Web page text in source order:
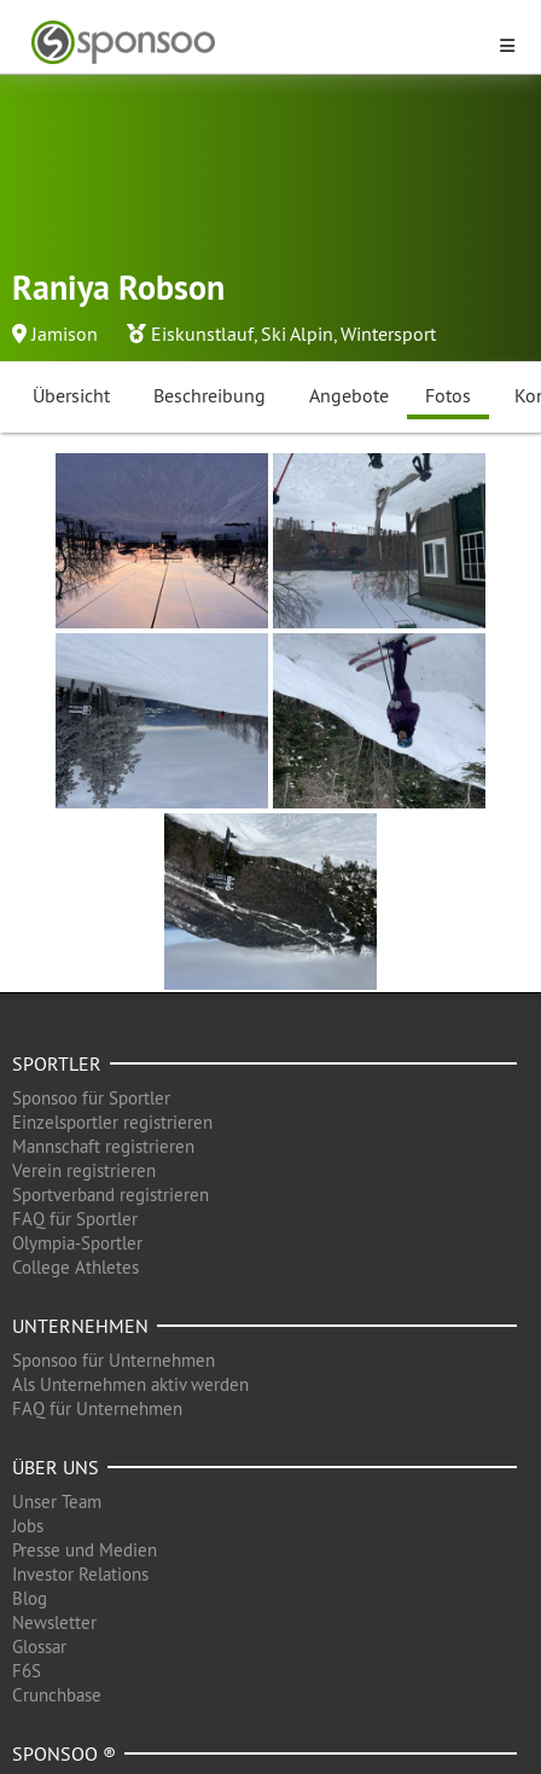
Raniya Robson
Jamison Eiskunstlauf, Ski Alpin,Wintersport
Übersicht Beschreibung Angebote Fotos
SPORTLER
Sponsoo für Sportler
Einzelsportler registrieren
Mannschaft registrieren
Verein registrieren
Sportverband registrieren
FAQ für Sportler
Olympia-Sportler
College Athletes
UNTERNEHMEN
Sponsoo für Unternehmen
Als Unternehmen aktiv werden
FAQ für Unternehmen
ÜBER UNS
Unser Team
Jobs
Presse und Medien
Investor Relations
Blog
Newsletter
Glossar
F6S
Crunchbase
SPONSOO ®